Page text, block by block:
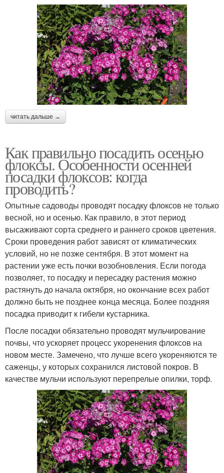
читать дальше →
Как правильно посадить осенью
флоксы. Особенности осенней
посадки флоксов: когда
проводить?
Опытные садоводы проводят посадку флоксов не только
весной, но и осенью. Как правило, в этот период
высаживают сорта среднего и раннего сроков цветения.
Сроки проведения работ зависят от климатических
условий, но не позже сентября. В этот момент на
растении уже есть почки возобновления. Если погода
позволяет, то посадку и пересадку растения можно
растянуть до начала октября, но окончание всех работ
должно быть не позднее конца месяца. Более поздняя
посадка приводит к гибели кустарника.
После посадки обязательно проводят мульчирование
почвы, что ускоряет процесс укоренения флоксов на
новом месте. Замечено, что лучше всего укореняются те
саженцы, у которых сохранился листовой покров. В
качестве мульчи используют перепрелые опилки, торф.